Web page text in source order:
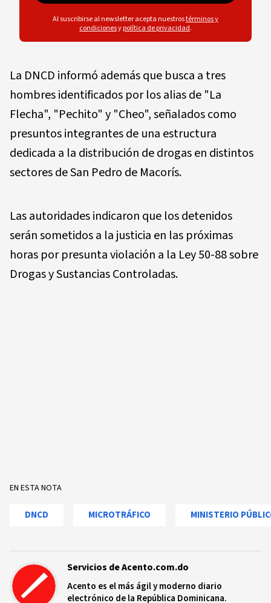
Al suscribirse al newsletter acepta nuestrostérminos y
condicionesypolítica de privacidad.
La DNCD informó además que busca a tres
hombres identificados por los alias de "La
Flecha", "Pechito" y "Cheo", señalados como
presuntos integrantes de una estructura
dedicada a la distribución de drogas en distintos
sectores de San Pedro de Macorís.
Las autoridades indicaron que los detenidos
serán sometidos a la justicia en las próximas
horas por presunta violación a la Ley 50-88 sobre
Drogas y Sustancias Controladas.
EN ESTA NOTA
DNCD MICROTRÁFICO MINISTERIO
Servicios de Acento.com.do
Acento es el más ágil y moderno diario
electrónico de la República Dominicana.